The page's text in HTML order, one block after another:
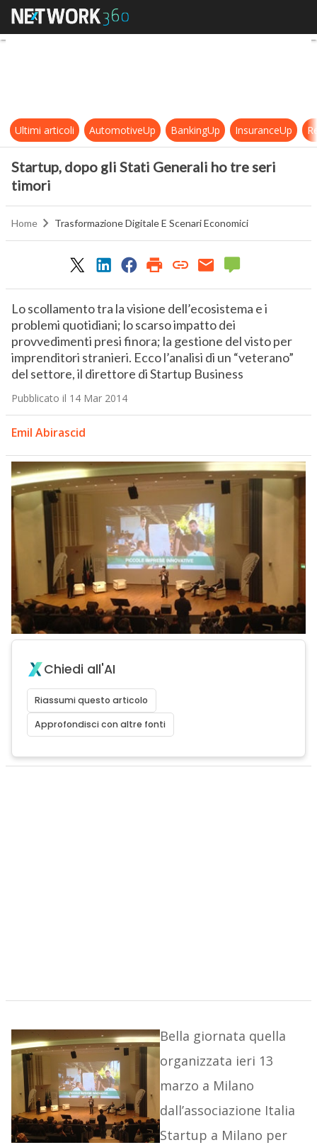
Startup, dopo gli Stati Generali ho
Ultimi articoli AutomotiveUp BankingUp InsuranceUp
Startup, dopo gli Stati Generali ho tre seri
timori
Home Trasformazione Digitale E Scenari Economici
Lo scollamento tra la visione dell’ecosistema e i
problemi quotidiani; lo scarso impatto dei
provvedimenti presi finora; la gestione del visto per
imprenditori stranieri. Ecco l’analisi di un “veterano”
del settore, il direttore di Startup Business
Pubblicato il 14 Mar 2014
Emil Abirascid
Chiedi all'AI
Riassumi questo articolo
Approfondisci con altre fonti
Bella giornata quella
organizzata ieri 13
marzo a Milano
dall’associazione Italia
Startup a Milano per